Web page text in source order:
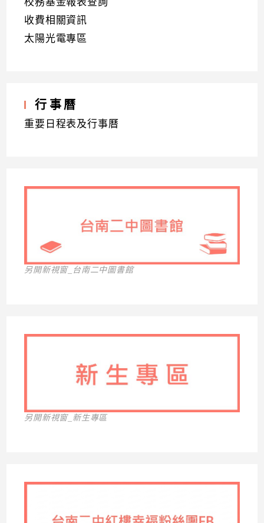
收費相關資訊
太陽光電專區
行事曆
重要日程表及行事曆
另開新視窗_台南二中圖書館
另開新視窗_新生專區